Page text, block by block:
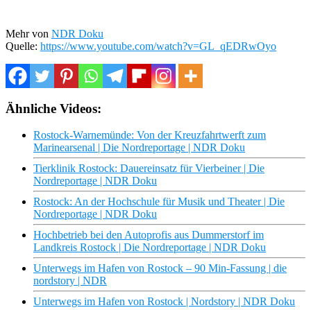
Mehr von NDR Doku
Quelle: https://www.youtube.com/watch?v=GL_qEDRwOyo
Ähnliche Videos:
Rostock-Warnemünde: Von der Kreuzfahrtwerft zum
Marinearsenal | Die Nordreportage | NDR Doku
Tierklinik Rostock: Dauereinsatz für Vierbeiner | Die
Nordreportage | NDR Doku
Rostock: An der Hochschule für Musik und Theater | Die
Nordreportage | NDR Doku
Hochbetrieb bei den Autoprofis aus Dummerstorf im
Landkreis Rostock | Die Nordreportage | NDR Doku
Unterwegs im Hafen von Rostock – 90 Min-Fassung | die
nordstory | NDR
Unterwegs im Hafen von Rostock | Nordstory | NDR Doku